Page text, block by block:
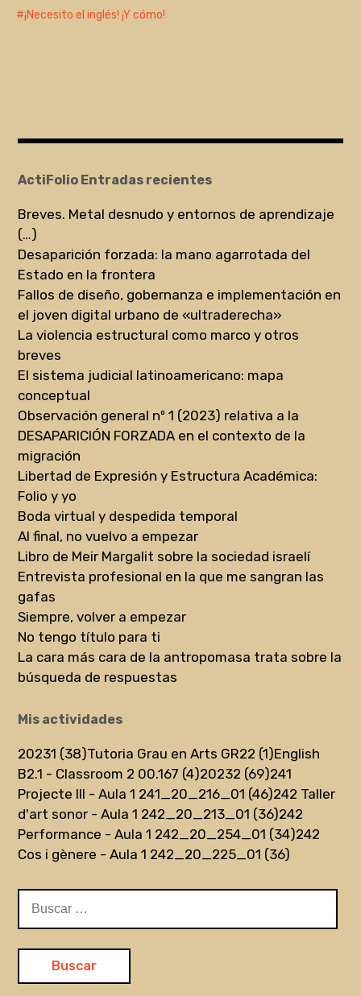
¡Necesito el inglés! ¡Y cómo!
ActiFolio Entradas recientes
Breves. Metal desnudo y entornos de aprendizaje
(…)
Desaparición forzada: la mano agarrotada del
Estado en la frontera
Fallos de diseño, gobernanza e implementación en
el joven digital urbano de «ultraderecha»
La violencia estructural como marco y otros
breves
El sistema judicial latinoamericano: mapa
conceptual
Observación general nº 1 (2023) relativa a la
DESAPARICIÓN FORZADA en el contexto de la
migración
Libertad de Expresión y Estructura Académica:
Folio y yo
Boda virtual y despedida temporal
Al final, no vuelvo a empezar
Libro de Meir Margalit sobre la sociedad israelí
Entrevista profesional en la que me sangran las
gafas
Siempre, volver a empezar
No tengo título para ti
La cara más cara de la antropomasa trata sobre la
búsqueda de respuestas
Mis actividades
20231 (38)Tutoria Grau en Arts GR22 (1)English
B2.1 - Classroom 2 00.167 (4)20232 (69)241
Projecte III - Aula 1 241_20_216_01 (46)242 Taller
d'art sonor - Aula 1 242_20_213_01 (36)242
Performance - Aula 1 242_20_254_01 (34)242
Cos i gènere - Aula 1 242_20_225_01 (36)